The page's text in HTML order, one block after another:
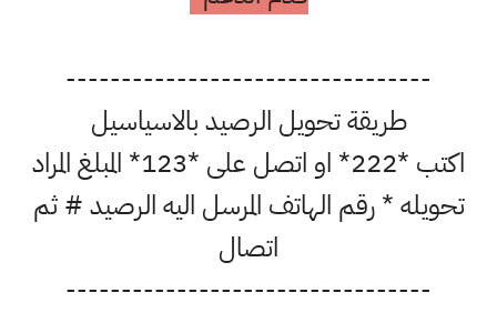
---------------------------------
طريقة تحويل الرصيد بالاسياسيل
اكتب *222* او اتصل على *123* المبلغ المراد
تحويله * رقم الهاتف المرسل اليه الرصيد # ثم
اتصال
---------------------------------